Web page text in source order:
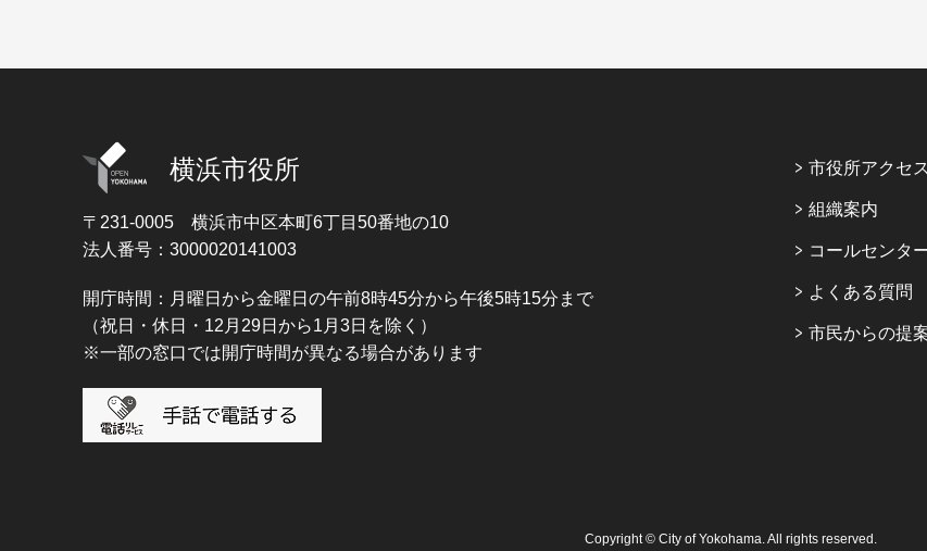
横浜市役所
〒231-0005 横浜市中区本町6丁目50番地の10
法人番号：3000020141003
開庁時間：月曜日から金曜日の午前8時45分から午後5時15分まで
（祝日・休日・12月29日から1月3日を除く）
※一部の窓口では開庁時間が異なる場合があります
市役所アクセ
組織案内
コールセンタ
よくある質問
市民からの提
Copyright © City of Yokohama. All rights reserved.